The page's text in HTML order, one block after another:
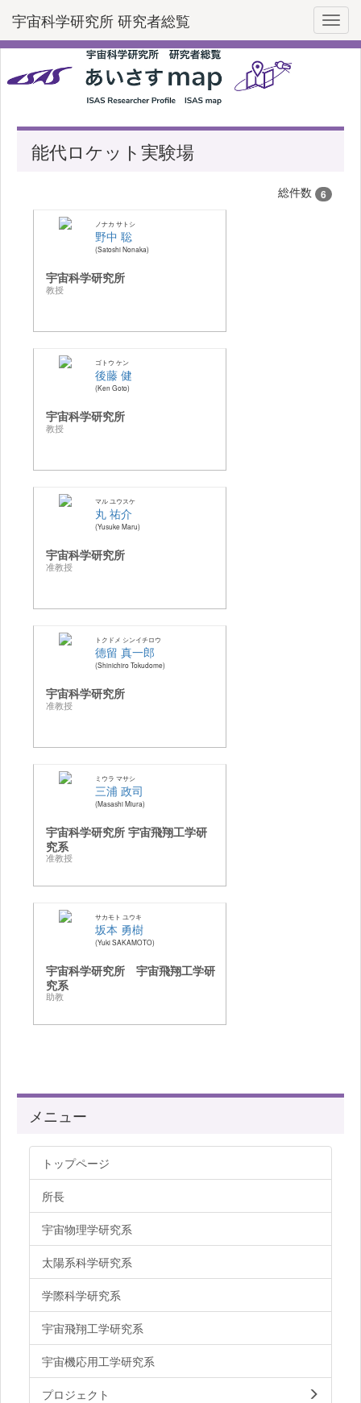
宇宙科学研究所 研究者総覧
能代ロケット実験場
総件数 6
ノナカ サトシ
野中 聡
Satoshi Nonaka
宇宙科学研究所
教授
ゴトウ ケン
後藤 健
Ken Goto
宇宙科学研究所
教授
マル ユウスケ
丸 祐介
Yusuke Maru
宇宙科学研究所
准教授
トクドメ シンイチロウ
德留 真一郎
Shinichiro Tokudome
宇宙科学研究所
准教授
ミウラ マサシ
三浦 政司
Masashi Miura
宇宙科学研究所 宇宙飛翔工学研
究系
准教授
サカモト ユウキ
坂本 勇樹
Yuki SAKAMOTO
宇宙科学研究所 宇宙飛翔工学研
究系
助教
メニュー
トップページ
所長
宇宙物理学研究系
太陽系科学研究系
学際科学研究系
宇宙飛翔工学研究系
宇宙機応用工学研究系
プロジェクト